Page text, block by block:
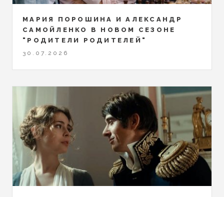
МАРИЯ ПОРОШИНА И АЛЕКСАНДР
САМОЙЛЕНКО В НОВОМ СЕЗОНЕ
"РОДИТЕЛИ РОДИТЕЛЕЙ"
30.07.2026